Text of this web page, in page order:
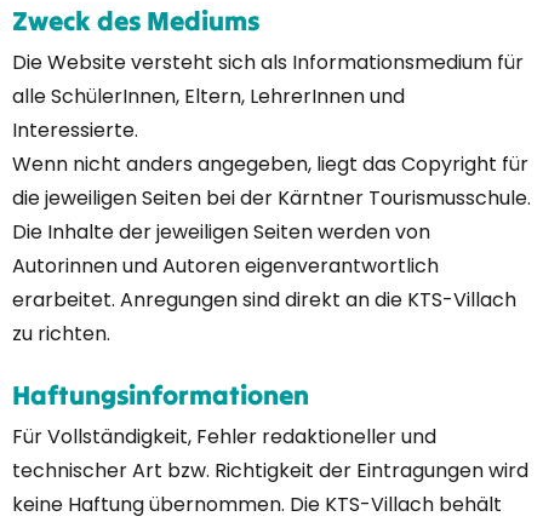
Zweck des Mediums
Die Website versteht sich als Informationsmedium für
alle SchülerInnen, Eltern, LehrerInnen und
Interessierte.
Wenn nicht anders angegeben, liegt das Copyright für
die jeweiligen Seiten bei der Kärntner Tourismusschule.
Die Inhalte der jeweiligen Seiten werden von
Autorinnen und Autoren eigenverantwortlich
erarbeitet. Anregungen sind direkt an die KTS-Villach
zu richten.
Haftungsinformationen
Für Vollständigkeit, Fehler redaktioneller und
technischer Art bzw. Richtigkeit der Eintragungen wird
keine Haftung übernommen. Die KTS-Villach behält